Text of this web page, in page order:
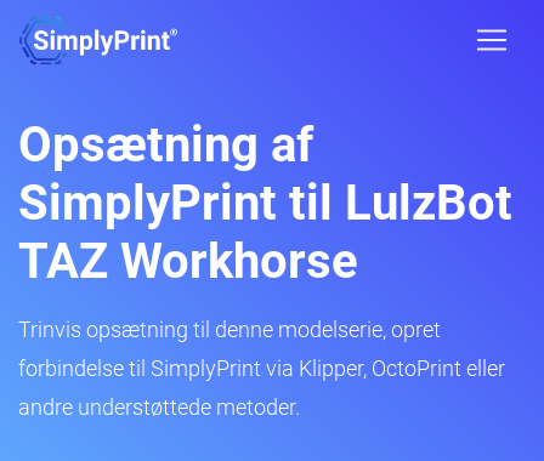
Opsætning af
SimplyPrint til LulzBot
TAZ Workhorse
Trinvis opsætning til denne modelserie, opret
forbindelse til SimplyPrint via Klipper, OctoPrint eller
andre understøttede metoder.